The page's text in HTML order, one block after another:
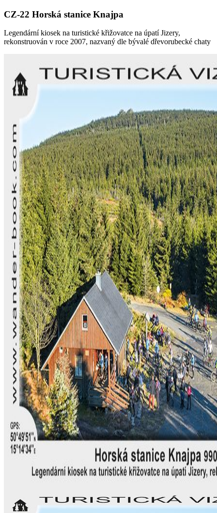
CZ-22 Horská stanice Knajpa
Legendární kiosek na turistické křižovatce na úpatí Jizery,
rekonstruován v roce 2007, nazvaný dle bývalé dřevorubecké chaty